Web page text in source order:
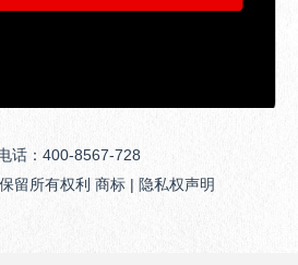
话：400-8567-728
留所有权利 商标 | 隐私权声明